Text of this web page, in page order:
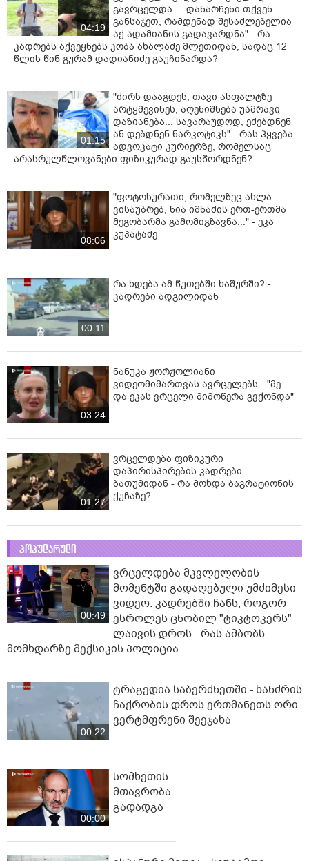
04:19
გავრცელდა.... დანარჩენი თქვენ
განსაჯეთ, რამდენად შესაძლებელია
აქ ადამიანის გადავარდნა" - რა
კადრებს აქვეყნებს კობა ახალაძე მლეთიდან, სადაც 12
წლის წინ გურამ დადიანიძე გაუჩინარდა?
01:15
"ძირს დააგდეს, თავი ასფალტზე
არტყმევინეს, აღენიშნება უამრავი
დაზიანება... სავარაუდოდ, ეძებდნენ
ან დებდნენ ნარკოტიკს" - რას ჰყვება
ადვოკატი კურიერზე, რომელსაც
არასრულწლოვანები ფიზიკურად გაუსწორდნენ?
08:06
"ფოტოსურათი, რომელზეც ახლა
ვისაუბრებ, ნია იმნაძის ერთ-ერთმა
მეგობარმა გამომიგზავნა..." - ეკა
კუპატაძე
00:11
რა ხდება ამ წუთებში ხაშურში? -
კადრები ადგილიდან
03:24
ნანუკა ჟორჟოლიანი
ვიდეომიმართვას ავრცელებს - "მე
და ეკას ვრცელი მიმოწერა გვქონდა"
01:27
ვრცელდება ფიზიკური
დაპირისპირების კადრები
ბათუმიდან - რა მოხდა ბაგრატიონის
ქუჩაზე?
პოპულარული
00:49
ვრცელდება მკვლელობის
მომენტში გადაღებული უმძიმესი
ვიდეო: კადრებში ჩანს, როგორ
ესროლეს ცნობილ "ტიკტოკერს"
ლაივის დროს - რას ამბობს
მომხდარზე მექსიკის პოლიცია
00:22
ტრაგედია საბერძნეთში - ხანძრის
ჩაქრობის დროს ერთმანეთს ორი
ვერტმფრენი შეეჯახა
00:00
სომხეთის
მთავრობა
გადადგა